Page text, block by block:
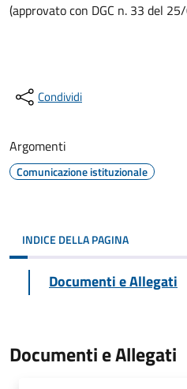
(approvato con DGC n. 33 del
Condividi
Argomenti
Comunicazione istituzionale
INDICE DELLA PAGINA
Documenti e Allegati
Documenti e Allegati